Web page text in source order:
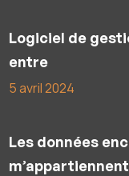
Logiciel de
entre
5 avril 2024
Les données